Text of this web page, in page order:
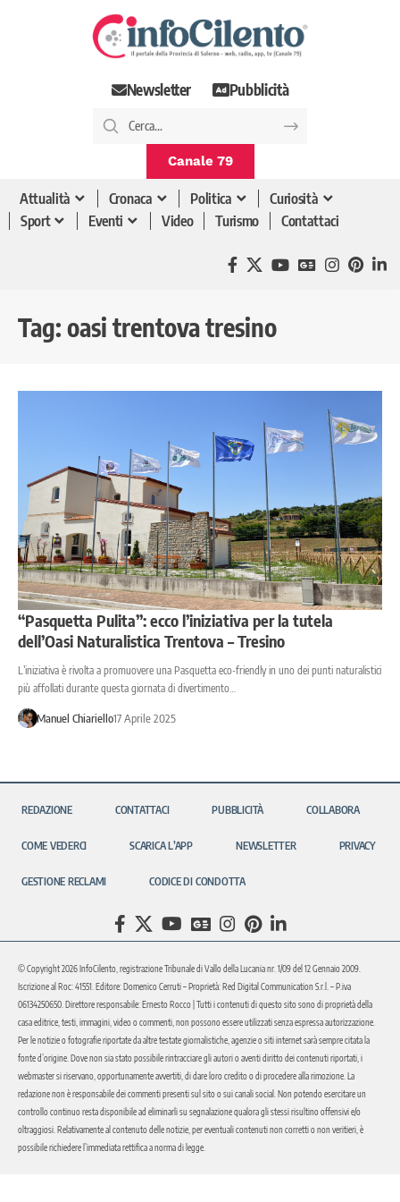
Newsletter Pubblicità
Canale 79
Attualità Cronaca Politica
Curiosità
Sport
Eventi Video Turismo Contattaci
Tag: oasi trentova tresino
“Pasquetta Pulita”: ecco l’iniziativa per la tutela
dell’Oasi Naturalistica Trentova – Tresino
L’iniziativa è rivolta a promuovere una Pasquetta eco-friendly in uno dei punti naturalistici
più affollati durante questa giornata di divertimento…
Manuel Chiariello17 Aprile 2025
REDAZIONE CONTATTACI PUBBLICITÀ COLLABORA
COME VEDERCI SCARICA L’APP NEWSLETTER PRIVACY
GESTIONE RECLAMI CODICE DI CONDOTTA
© Copyright 2026 InfoCilento, registrazione Tribunale di Vallo della Lucania nr. 1/09 del 12 Gennaio 2009.
Iscrizione al Roc: 41551. Editore: Domenico Cerruti – Proprietà: Red Digital Communication S.r.l. – P.iva
06134250650. Direttore responsabile: Ernesto Rocco | Tutti i contenuti di questo sito sono di proprietà della
casa editrice, testi, immagini, video o commenti, non possono essere utilizzati senza espressa autorizzazione.
Per le notizie o fotografie riportate da altre testate giornalistiche, agenzie o siti internet sarà sempre citata la
fonte d’origine. Dove non sia stato possibile rintracciare gli autori o aventi diritto dei contenuti riportati, i
webmaster si riservano, opportunamente avvertiti, di dare loro credito o di procedere alla rimozione. La
redazione non è responsabile dei commenti presenti sul sito o sui canali social. Non potendo esercitare un
controllo continuo resta disponibile ad eliminarli su segnalazione qualora gli stessi risultino offensivi e/o
oltraggiosi. Relativamente al contenuto delle notizie, per eventuali contenuti non corretti o non veritieri, è
possibile richiedere l’immediata rettifica a norma di legge.